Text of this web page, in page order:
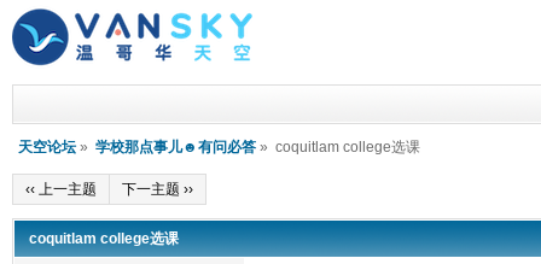
天空论坛 » 学校那点事儿☻有问必答 » coquitlam college选课
‹‹ 上一主题 下一主题 ››
coquitlam college选课